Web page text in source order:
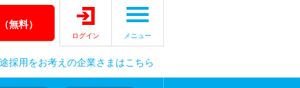
（無料）
ログイン メニュー
採用をお考えの企業さまはこちら